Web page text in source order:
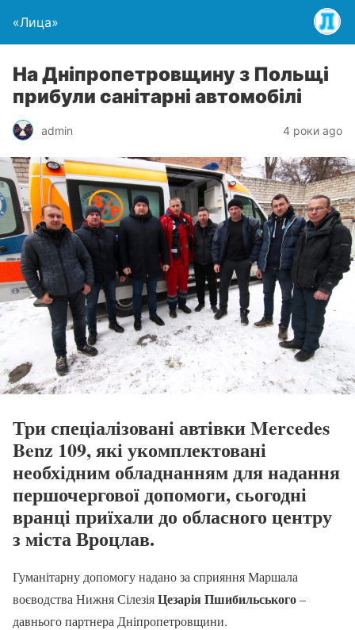
«Лица»
На Дніпропетровщину з Польщі
прибули санітарні автомобілі
admin 4 роки ago
Три спеціалізовані автівки Mercedes
Benz 109, які укомплектовані
необхідним обладнанням для надання
першочергової допомоги, сьогодні
вранці приїхали до обласного центру
з міста Вроцлав.
Гуманітарну допомогу надано за сприяння Маршала
воєводства Нижня СілезіяЦезарія Пшибильського–
давнього партнера Дніпропетровщини.